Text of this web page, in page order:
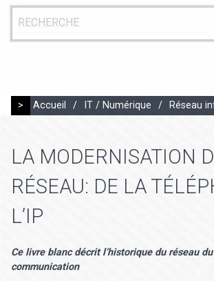
> Accueil / IT / Numérique / Réseau
LA MODERNISATION
RÉSEAU: DE LA
L’IP
Ce livre blanc décrit l’historique du réseau
communication